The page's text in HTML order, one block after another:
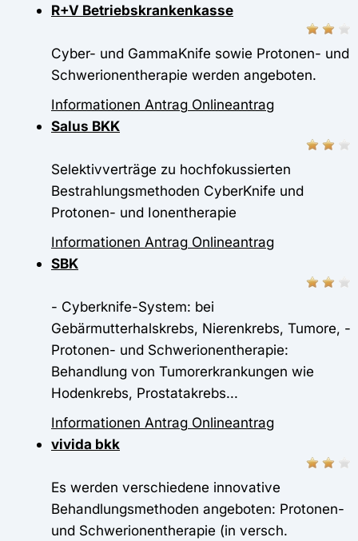
R+V Betriebskrankenkasse
Cyber- und GammaKnife sowie Protonen- und
Schwerionentherapie werden angeboten.
Informationen Antrag Onlineantrag
Salus BKK
Selektivverträge zu hochfokussierten
Bestrahlungsmethoden CyberKnife und
Protonen- und Ionentherapie
Informationen Antrag Onlineantrag
SBK
- Cyberknife-System: bei
Gebärmutterhalskrebs, Nierenkrebs, Tumore, -
Protonen- und Schwerionentherapie:
Behandlung von Tumorerkrankungen wie
Hodenkrebs, Prostatakrebs...
Informationen Antrag Onlineantrag
vivida bkk
Es werden verschiedene innovative
Behandlungsmethoden angeboten: Protonen-
und Schwerionentherapie (in versch.